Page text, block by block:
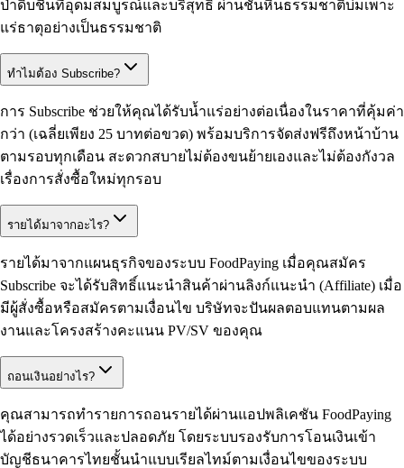
ป่าดิบชื้นที่อุดมสมบูรณ์และบริสุทธิ์ ผ่านชั้นหินธรรมชาติบ่มเพาะ
แร่ธาตุอย่างเป็นธรรมชาติ
ทำไมต้อง Subscribe?
การ Subscribe ช่วยให้คุณได้รับน้ำแร่อย่างต่อเนื่องในราคาที่คุ้มค่า
กว่า (เฉลี่ยเพียง 25 บาทต่อขวด) พร้อมบริการจัดส่งฟรีถึงหน้าบ้าน
ตามรอบทุกเดือน สะดวกสบายไม่ต้องขนย้ายเองและไม่ต้องกังวล
เรื่องการสั่งซื้อใหม่ทุกรอบ
รายได้มาจากอะไร?
รายได้มาจากแผนธุรกิจของระบบ FoodPaying เมื่อคุณสมัคร
Subscribe จะได้รับสิทธิ์แนะนำสินค้าผ่านลิงก์แนะนำ (Affiliate) เมื่อ
มีผู้สั่งซื้อหรือสมัครตามเงื่อนไข บริษัทจะปันผลตอบแทนตามผล
งานและโครงสร้างคะแนน PV/SV ของคุณ
ถอนเงินอย่างไร?
คุณสามารถทำรายการถอนรายได้ผ่านแอปพลิเคชัน FoodPaying
ได้อย่างรวดเร็วและปลอดภัย โดยระบบรองรับการโอนเงินเข้า
บัญชีธนาคารไทยชั้นนำแบบเรียลไทม์ตามเงื่อนไขของระบบ